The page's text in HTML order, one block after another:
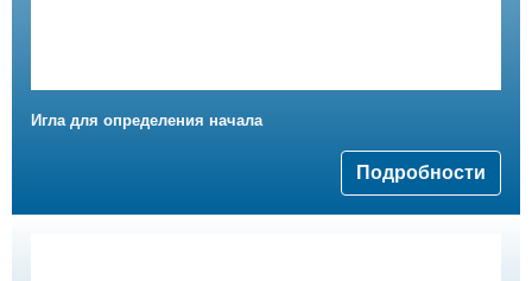
Игла для определения начала
Подробности